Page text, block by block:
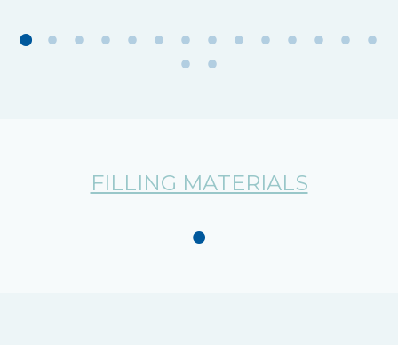
FILLING MATERIALS